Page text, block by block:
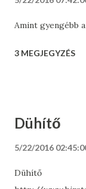
Amint gyengébb
3 MEGJEGYZÉS
Dühítő
5/22/2016
Dühítő